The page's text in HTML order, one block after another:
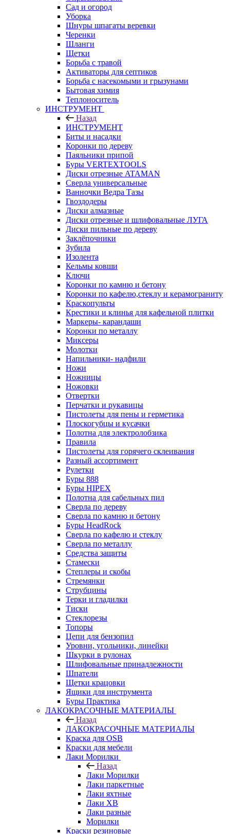
Сад и огород
Уборка
Шнуры шпагаты веревки
Черенки
Шланги
Щетки
Борьба с травой
Активаторы для септиков
Борьба с насекомыми и грызунами
Бытовая химия
Теплоноситель
ИНСТРУМЕНТ
Назад
ИНСТРУМЕНТ
Биты и насадки
Коронки по дереву
Паяльники припой
Буры VERTEXTOOLS
Диски отрезные ATAMAN
Сверла универсальные
Ванночки Ведра Тазы
Гвоздодеры
Диски алмазные
Диски отрезные и шлифовальные ЛУГА
Диски пильные по дереву
Заклёпочники
Зубила
Изолента
Кельмы ковши
Ключи
Коронки по камню и бетону
Коронки по кафелю,стеклу и керамограниту
Краскопульты
Крестики и клинья для кафельной плитки
Маркеры- карандаши
Коронки по металлу
Миксеры
Молотки
Напильники- надфили
Ножи
Ножницы
Ножовки
Отвертки
Перчатки и рукавицы
Пистолеты для пены и герметика
Плоскогубцы и кусачки
Полотна для электролобзика
Правила
Пистолеты для горячего склеивания
Разный ассортимент
Рулетки
Буры 888
Буры HIPEX
Полотна для сабельных пил
Сверла по дереву
Сверла по камню и бетону
Буры HeadRock
Сверла по кафелю и стеклу
Сверла по металлу
Средства защиты
Стамески
Степлеры и скобы
Стремянки
Струбцины
Терки и гладилки
Тиски
Стеклорезы
Топоры
Цепи для бензопил
Уровни, угольники, линейки
Шкурки в рулонах
Шлифовальные принадлежности
Шпатели
Щетки крацовки
Ящики для инструмента
Буры Практика
ЛАКОКРАСОЧНЫЕ МАТЕРИАЛЫ
Назад
ЛАКОКРАСОЧНЫЕ МАТЕРИАЛЫ
Краска для OSB
Краски для мебели
Лаки Морилки
Назад
Лаки Морилки
Лаки паркетные
Лаки яхтные
Лаки ХВ
Лаки разные
Морилки
Краски резиновые